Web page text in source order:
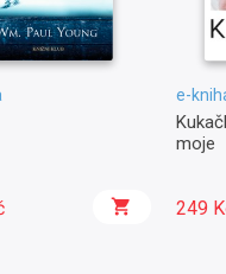
e-
moje
249